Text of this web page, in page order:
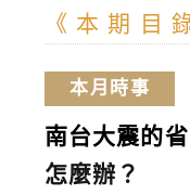
量《 本 期 目
本月時事
南台大震的
怎麼辦？